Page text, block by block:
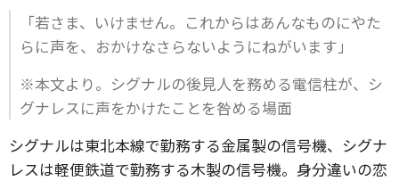
「若さま、いけません。これからはあんなものにやた
らに声を、おかけなさらないようにねがいます」
※本文より。シグナルの後見人を務める電信柱が、シ
グナレスに声をかけたことを咎める場面
シグナルは東北本線で勤務する金属製の信号機、シグナ
レスは軽便鉄道で勤務する木製の信号機。身分違いの恋